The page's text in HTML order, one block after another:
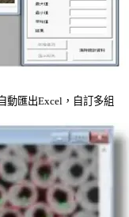
動匯出Excel，自訂多組